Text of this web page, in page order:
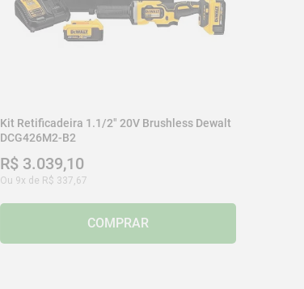
Kit Retificadeira 1.1/2" 20V Brushless Dewalt
DCG426M2-B2
R$ 3.039,10
Ou 9x de R$ 337 67
COMPRAR